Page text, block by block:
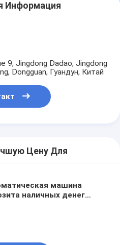
Информация
9, Jingdong Dadao, Jingdong
Dongguan, Гуандун, Китай
Цену Для
машина
наличных денег